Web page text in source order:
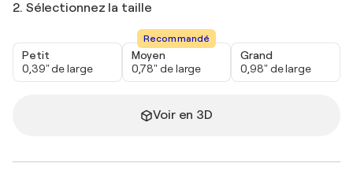
2. Sélectionnez la taille
Petit
0,39" de large
Recommandé
Moyen
0,78" de large
Grand
0,98" de large
Voir en 3D